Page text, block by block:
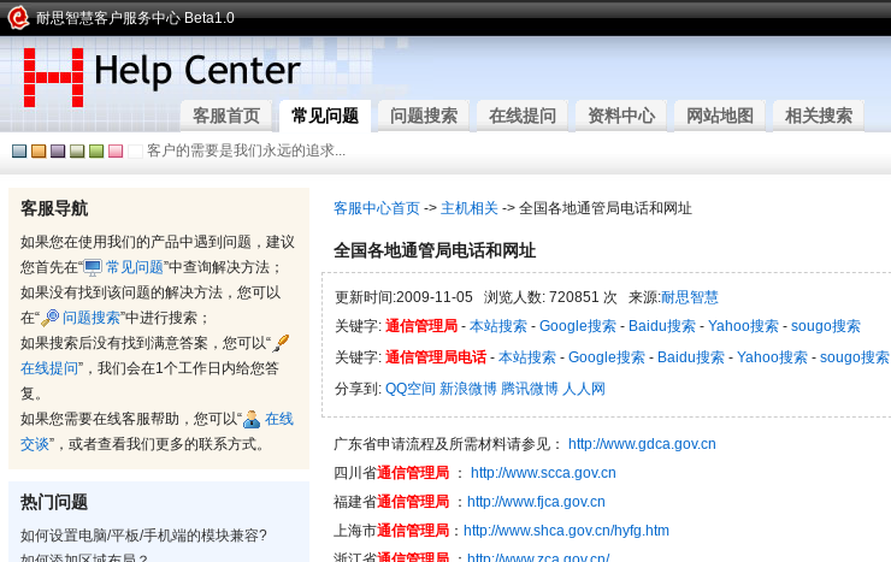
耐思智慧客户服务中心 Beta1.0
客服首页 常见问题 问题搜索 在线提问 资料中心 网站地图 相关搜索
客户的需要是我们永远的追求...
客服导航
如果您在使用我们的产品中遇到问题，建议
您首先在“
常见问题”中查询解决方法；
如果没有找到该问题的解决方法，您可以
在“
问题搜索”中进行搜索；
如果搜索后没有找到满意答案，您可以“
在线提问”，我们会在1个工作日内给您答
复。
如果您需要在线客服帮助，您可以“
在线
交谈”，或者查看我们更多的联系方式。
热门问题
如何设置电脑/平板/手机端的模块兼容?
客服中心首页 -> 主机相关 -> 全国各地通管局电话和网址
全国各地通管局电话和网址
更新时间:2009-11-05 浏览人数: 720851 次 来源:耐思智慧
关键字: 通信管理局 - 本站搜索 - Google搜索 - Baidu搜索 - Yahoo搜索 - sougo搜索
关键字: 通信管理局电话- 本站搜索 - Google搜索 - Baidu搜索 - Yahoo搜索 - sougo搜索
分享到: QQ空间 新浪微博 腾讯微博 人人网
广东省申请流程及所需材料请参见： http://www.gdca.gov.cn
四川省通信管理局 ： http://www.scca.gov.cn
福建省通信管理局 ： http://www.fjca.gov.cn
上海市通信管理局 ： http://www.shca.gov.cn/hyfg.htm